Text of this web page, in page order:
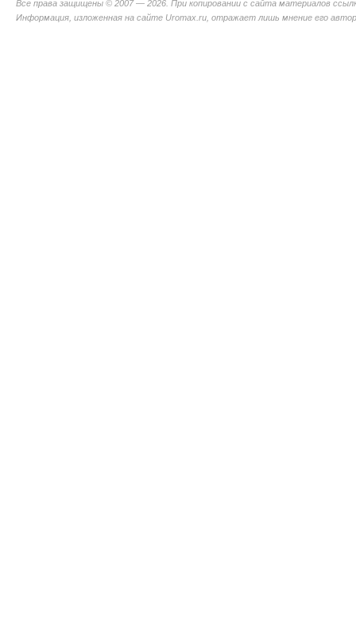
Все права защищены © 2007 — 2026. При копировании с сайта материалов
Информация, изложенная на сайте Uromax.ru, отражает лишь мнение его